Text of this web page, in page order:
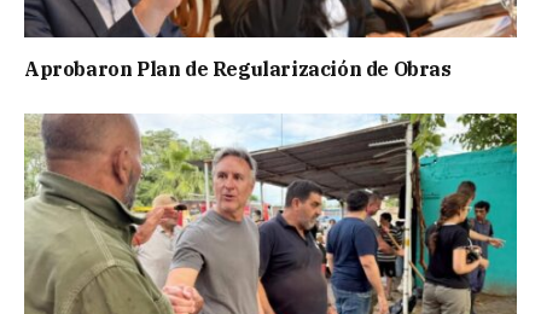
Aprobaron Plan de Regularización de Obras